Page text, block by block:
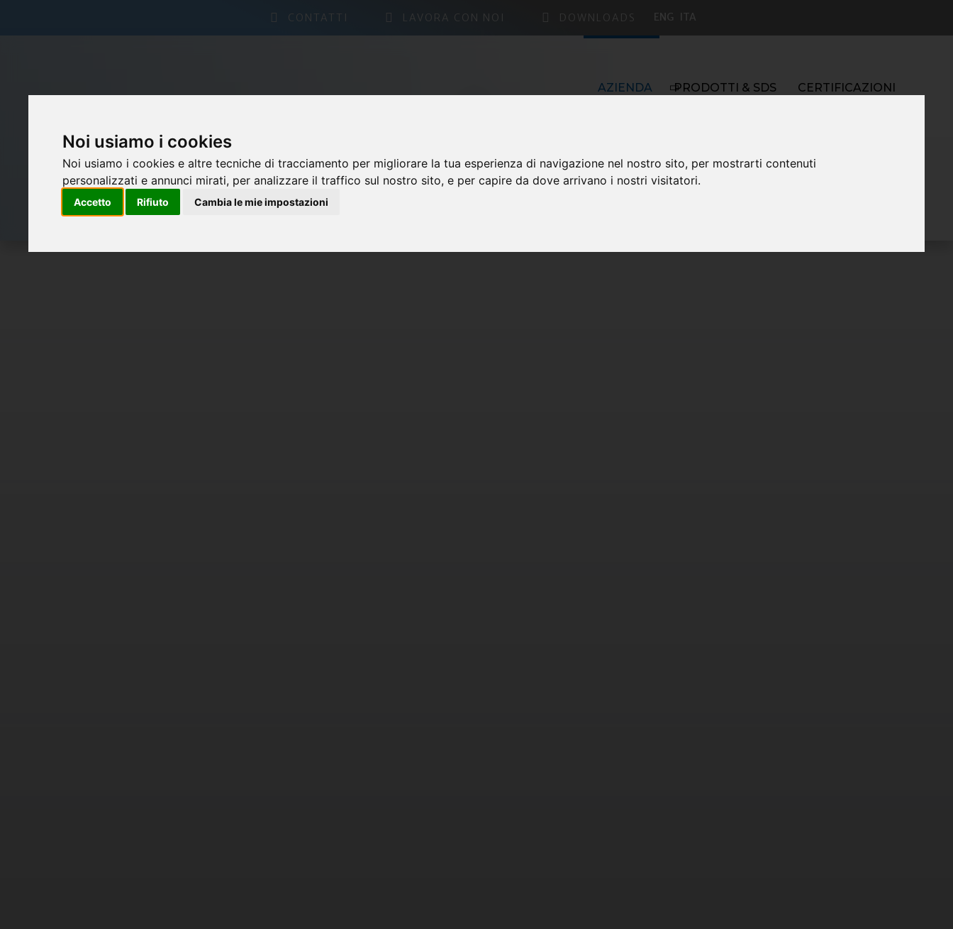
Noi usiamo i cookies
Noi usiamo i cookies e altre tecniche di tracciamento per migliorare la tua esperienza di navigazione nel nostro sito, per mostrarti contenuti
personalizzati e annunci mirati, per analizzare il traffico sul nostro sito, e per capire da dove arrivano i nostri visitatori.
Accetto Rifiuto Cambia le mie impostazioni
CONTATTI LAVORA CON NOI DOWNLOADS ENG ITA
AZIENDA PRODOTTI & SDS CERTIFICAZIONI
NEWS
AZIENDA